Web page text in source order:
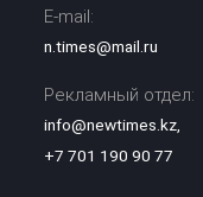
E-mail:
n.times@mail.ru
Рекламный отдел:
info@newtimes.kz,
+7 701 190 90 77